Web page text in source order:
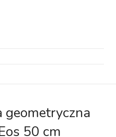
geometryczna
50 cm